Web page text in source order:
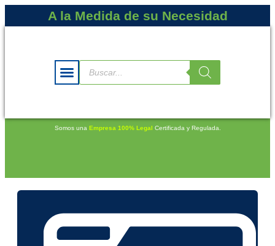
A la Medida de su Necesidad
Somos una Empresa 100% Legal Certificada y Regulada.